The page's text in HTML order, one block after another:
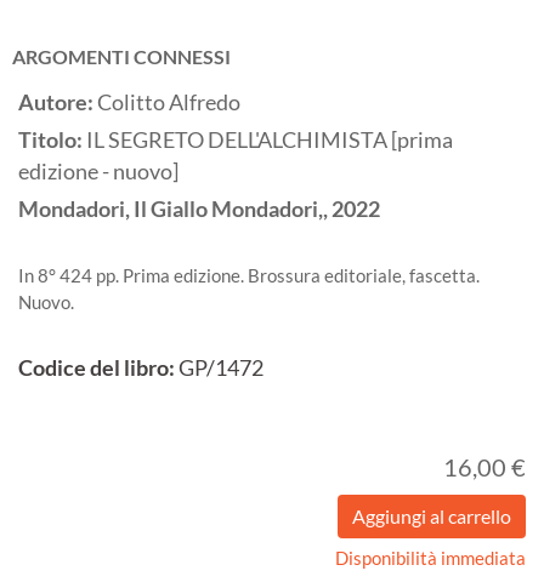
ARGOMENTI CONNESSI
Autore:Colitto Alfredo
Titolo: IL SEGRETO DELL'ALCHIMISTA [prima
edizione - nuovo]
Mondadori, Il Giallo Mondadori,,2022
In 8° 424 pp. Prima edizione. Brossura editoriale, fascetta.
Nuovo.
Codice del libro:GP/1472
16,00 €
Disponibilità immediata